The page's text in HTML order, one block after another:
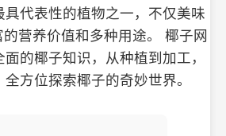
代表性的植物之一，不仅美味
营养价值和多种用途。 椰子网
的椰子知识，从种植到加工，
方位探索椰子的奇妙世界。